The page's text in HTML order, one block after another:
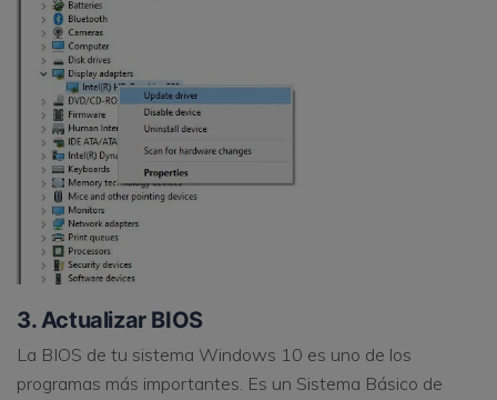
3. Actualizar BIOS
La BIOS de tu sistema Windows 10 es uno de los
programas más importantes. Es un Sistema Básico de